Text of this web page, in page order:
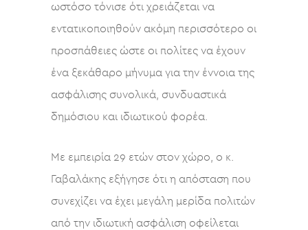
ωστόσο τόνισε ότι χρειάζεται να
εντατικοποιηθούν ακόμη περισσότερο οι
προσπάθειες ώστε οι πολίτες να έχουν
ένα ξεκάθαρο μήνυμα για την έννοια της
ασφάλισης συνολικά, συνδυαστικά
δημόσιου και ιδιωτικού φορέα.
Με εμπειρία 29 ετών στον χώρο, ο κ.
Γαβαλάκης εξήγησε ότι η απόσταση που
συνεχίζει να έχει μεγάλη μερίδα πολιτών
από την ιδιωτική ασφάλιση οφείλεται